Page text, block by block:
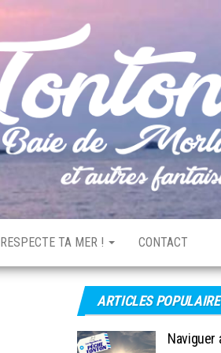
RESPECTE TA MER ! CONTACT
ARTICLES
Naviguer